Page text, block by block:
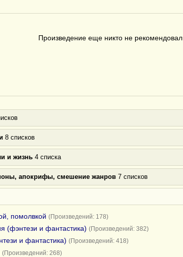
Произведение еще никто не рекомендовал
8 списков
и жизнь 4 списка
апокрифы, смешение жанров 7 списков
помолвкой (Произведений: 178)
(фэнтези и фантастика) (Произведений: 382)
и фантастика) (Произведений: 418)
(Произведений: 268)